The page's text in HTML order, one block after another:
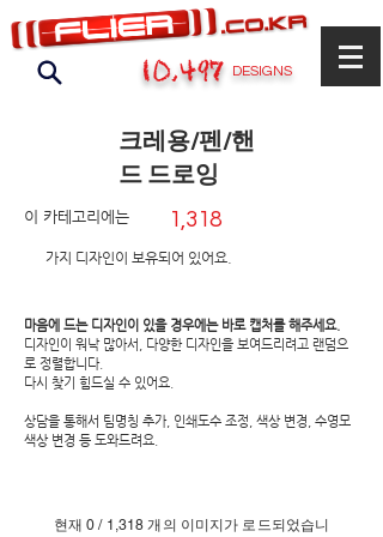
10,497 DESIGNS
크레용/펜/핸
드 드로잉
이 카테고리에는 1,318
​가지 디자인이 보유되어 있어요.
마음에 드는 디자인이 있을 경우에는 바로 캡처를 해주세요.
디자인이 워낙 많아서, 다양한 디자인을 보여드리려고 랜덤으
로 정렬합니다.
​다시 찾기 힘드실 수 있어요.
상담을 통해서 팀명칭 추가, 인쇄도수 조정, 색상 변경, 수영모
색상 변경 등 도와드려요.
현재 0 / 1,318 개의 이미지가 로드되었습니